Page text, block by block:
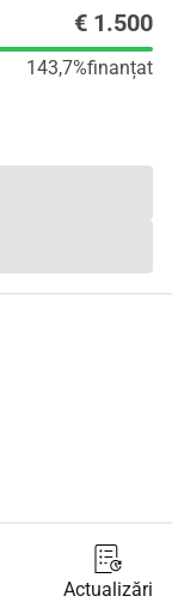
€ 1.500
143,7%finanțat
Actualizări